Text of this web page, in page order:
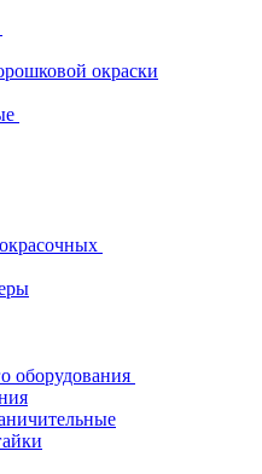
окраски
оборудования